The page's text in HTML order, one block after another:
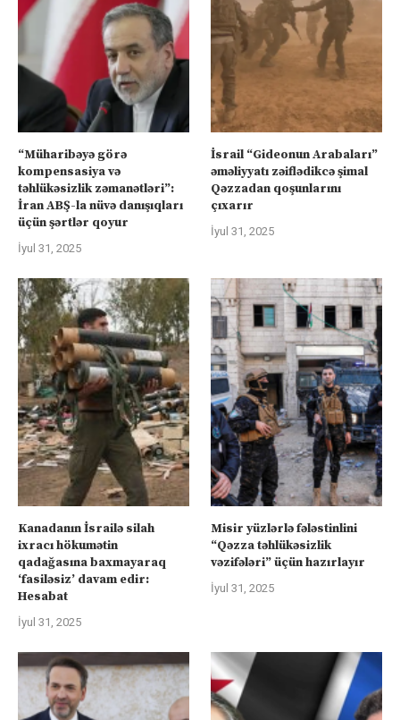
“Müharibəyə görə
kompensasiya və
təhlükəsizlik zəmanətləri”:
İran ABŞ-la nüvə danışıqları
üçün şərtlər qoyur
İyul 31, 2025
İsrail “Gideonun Arabaları”
əməliyyatı zəiflədikcə şimal
Qəzzadan qoşunlarını
çıxarır
İyul 31, 2025
Kanadanın İsrailə silah
ixracı hökumətin
qadağasına baxmayaraq
‘fasiləsiz’ davam edir:
Hesabat
İyul 31, 2025
Misir yüzlərlə fələstinlini
“Qəzza təhlükəsizlik
vəzifələri” üçün hazırlayır
İyul 31, 2025